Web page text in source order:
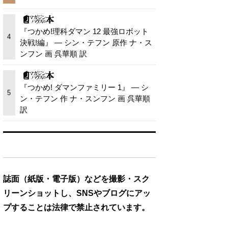
4
『つかめ!理科ダマン 12 最強ロボット
決戦!編』 — シン・テフン 原作 ナ・ス
ンフン 画 呉華順 訳
5
『つかめ! ダマンファミリー 1』 — シ
ン・テフン 作 ナ・スンフン 画 呉華順
訳
誌面（紙版・電子版）などを撮影・スク
リーンショットし、SNSやブログにアッ
プすることは法律で禁止されています。